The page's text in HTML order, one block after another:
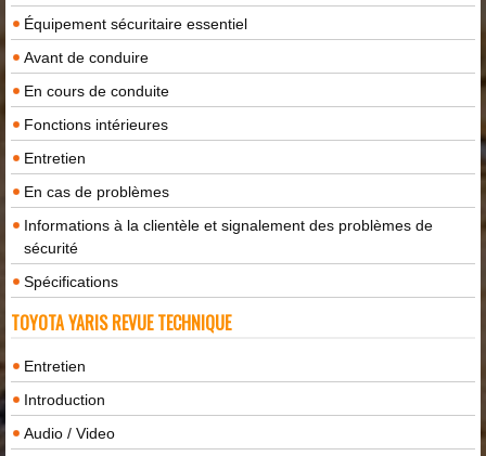
Équipement sécuritaire essentiel
Avant de conduire
En cours de conduite
Fonctions intérieures
Entretien
En cas de problèmes
Informations à la clientèle et signalement des problèmes de
sécurité
Spécifications
TOYOTA YARIS REVUE TECHNIQUE
Entretien
Introduction
Audio / Video